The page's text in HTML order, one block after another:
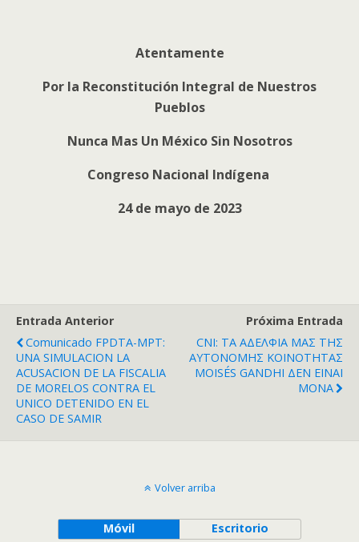
Atentamente
Por la Reconstitución Integral de Nuestros
Pueblos
Nunca Mas Un México Sin Nosotros
Congreso Nacional Indígena
24 de mayo de 2023
Entrada Anterior
Comunicado FPDTA-MPT:
UNA SIMULACION LA
ACUSACION DE LA FISCALIA
DE MORELOS CONTRA EL
UNICO DETENIDO EN EL
CASO DE SAMIR
Próxima Entrada
CNI: ΤΑ ΑΔΕΛΦΙΑ ΜΑΣ ΤΗΣ
ΑΥΤΟΝΟΜΗΣ ΚΟΙΝΟΤΗΤΑΣ
MOISÉS GANDHI ΔΕΝ ΕΙΝΑΙ
ΜΟΝΑ
Volver arriba
Móvil Escritorio